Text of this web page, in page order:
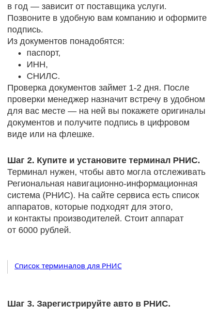
в год — зависит от поставщика услуги.
Позвоните в удобную вам компанию и оформите
подпись.
Из документов понадобятся:
паспорт,
ИНН,
СНИЛС.
Проверка документов займет 1-2 дня. После
проверки менеджер назначит встречу в удобном
для вас месте — на ней вы покажете оригиналы
документов и получите подпись в цифровом
виде или на флешке.
Шаг 2. Купите и установите терминал РНИС.
Терминал нужен, чтобы авто могла отслеживать
Региональная навигационно-информационная
система (РНИС). На сайте сервиса есть список
аппаратов, которые подходят для этого,
и контакты производителей. Стоит аппарат
от 6000 рублей.
Список терминалов для РНИС
Шаг 3. Зарегистрируйте авто в РНИС.